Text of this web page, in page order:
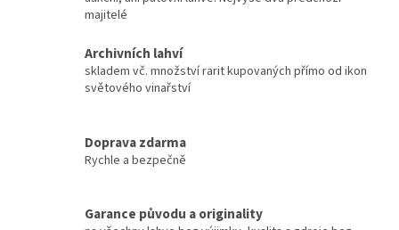
majitelé
Archivních lahví
skladem vč. množství rarit kupovaných přímo od ikon
světového vinařství
Doprava zdarma
Rychle a bezpečně
Garance původu a originality